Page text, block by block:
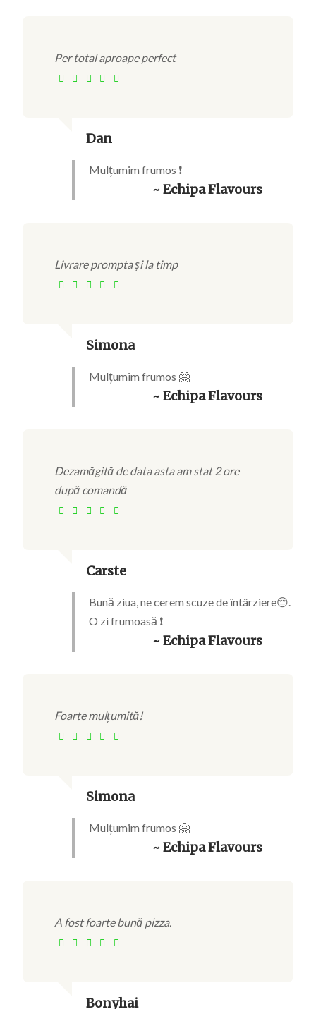
Per total aproape perfect
Dan
Mulțumim frumos ❗
~ Echipa Flavours
Livrare prompta și la timp
Simona
Mulțumim frumos 🤗
~ Echipa Flavours
Dezamăgită de data asta am stat 2 ore
după comandă
Carste
Bună ziua, ne cerem scuze de întârziere😔.
O zi frumoasă ❗
~ Echipa Flavours
Foarte mulțumită!
Simona
Mulțumim frumos 🤗
~ Echipa Flavours
A fost foarte bună pizza.
Bonyhai